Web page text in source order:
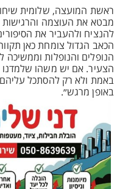
ראשת המועצה, שלומית
מבטא את העוצמה והרגישות
להנציח ולהעביר את
הכאב הגדול צומחת כאן
הנופלים והנופלות וממשיכה
הצעיר. אם יש משהו
באמת ולא רק להסתכל
באופן מרגש״.